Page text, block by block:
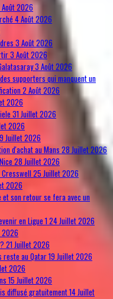
2026
4 Août 2026
3 Août 2026
3 Août 2026
3 Août 2026
supporters qui manquent un
2 Août 2026
2026
31 Juillet 2026
2026
Juillet 2026
d'achat au Mans 28 Juillet 2026
28 Juillet 2026
Cresswell25 Juillet 2026
2026
son retour se fera avec un
en Ligue 124 Juillet 2026
2026
21 Juillet 2026
reste au Qatar19 Juillet 2026
2026
15 Juillet 2026
diffusé gratuitement14 Juillet